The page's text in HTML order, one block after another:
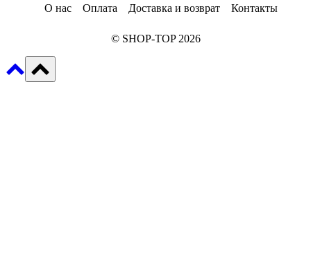
О нас Оплата Доставка и возврат Контакты
© SHOP-TOP 2026